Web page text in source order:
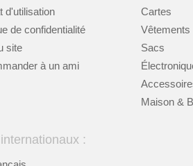
d'utilisation
de confidentialité
site
à un ami
Cartes
Vêtements
Sacs
Maison &
: